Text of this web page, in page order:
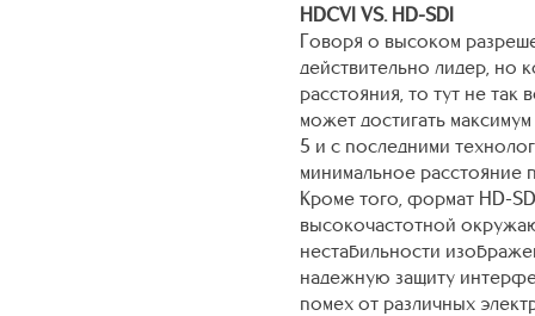
HDCVI VS. HD-SDI
Говоря о высоком
действительно лидер, но
расстояния, то тут не
может достигать
5 и с последними
минимальное расстояние
Кроме того, формат HD-
высокочастотной
нестабильности
надежную защиту
помех от различных